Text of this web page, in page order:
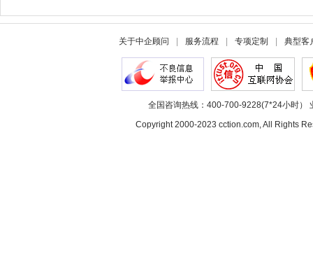
关于中企顾问 服务流程 专项定制 典型客
全国咨询热线：400-700-9228(7*24小时）
Copyright 2000-2023 cction.com, All Rights